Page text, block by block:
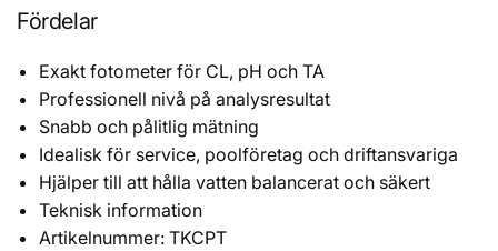
Fördelar
Exakt fotometer för CL, pH och TA
Professionell nivå på analysresultat
Snabb och pålitlig mätning
Idealisk för service, poolföretag och driftansvariga
Hjälper till att hålla vatten balancerat och säkert
Teknisk information
Artikelnummer: TKCPT